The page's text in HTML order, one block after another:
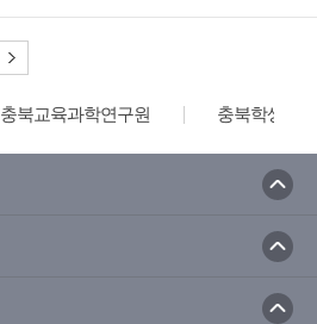
충북교육과학연구원 충북학생교